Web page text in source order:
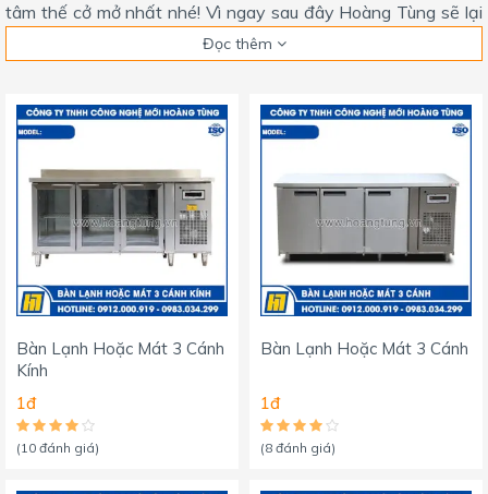
tâm thế cở mở nhất nhé! Vì ngay sau đây Hoàng Tùng sẽ lại
một lần nữa đem đến cho các bạn những thông tin vể ích về
dòng thiết bị vô cùng hữu cho nhà hàng - khách sạn này.
Đọc thêm
Bàn Lạnh Hoặc Mát 3 Cánh
Kính
1đ
(10 đánh giá)
Bàn Lạnh Hoặc Mát 3 Cánh
1đ
(8 đánh giá)